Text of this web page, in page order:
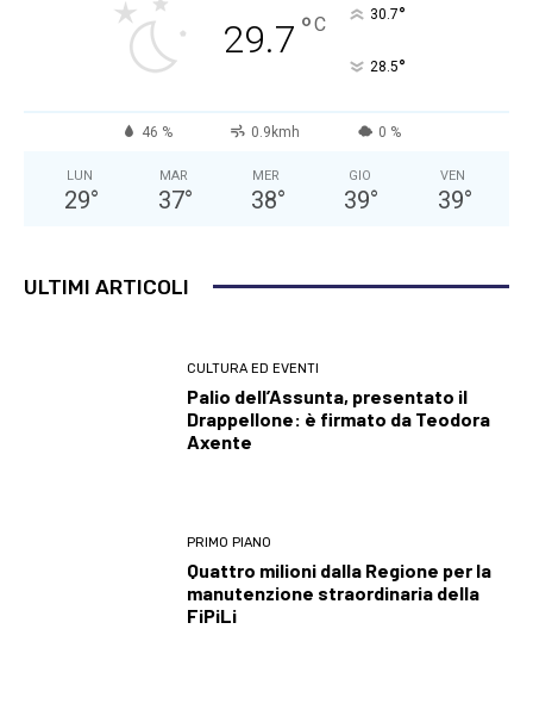
29.7 °C 30.7°
28.5°
46 % 0.9kmh 0 %
LUN
29°
MAR
37°
MER
38°
GIO
39°
VEN
39°
ULTIMI ARTICOLI
CULTURA ED EVENTI
Palio dell’Assunta, presentato il
Drappellone: è firmato da Teodora
Axente
PRIMO PIANO
Quattro milioni dalla Regione per la
manutenzione straordinaria della
FiPiLi